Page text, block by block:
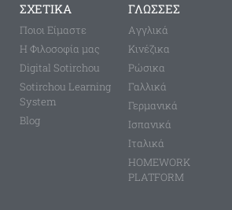
ΣΧΕΤΙΚΑ
Ποιοι Είμαστε
Η Φιλοσοφία μας
Digital Sotirchou
Sotirchou Learning
System
Blog
ΓΛΩΣΣΕΣ
Aγγλικά
Κινέζικα
Ρώσικα
Γαλλικά
Γερμανικά
Ισπανικά
Ιταλικά
HOMEWORK
PLATFORM